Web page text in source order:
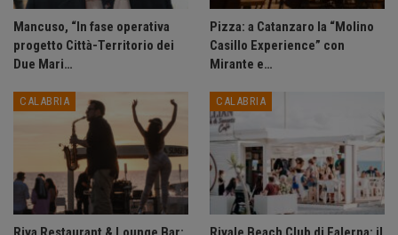
Mancuso, “In fase operativa
progetto Città-Territorio dei
Due Mari…
Pizza: a Catanzaro la “Molino
Casillo Experience” con
Mirante e…
CALABRIA CALABRIA